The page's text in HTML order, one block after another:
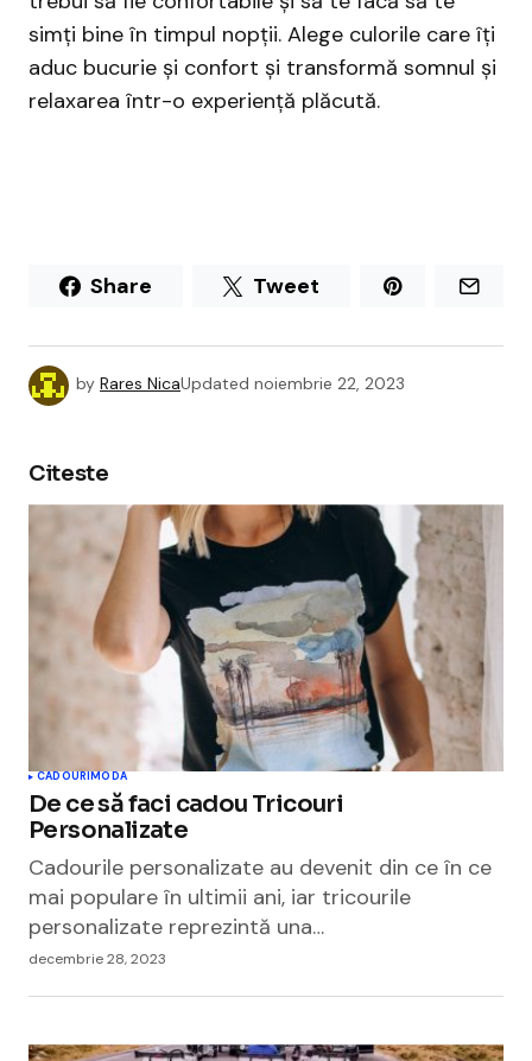
simți bine în timpul nopții. Alege culorile care îți
aduc bucurie și confort și transformă somnul și
relaxarea într-o experiență plăcută.
Share Tweet
by Rares NicaUpdated noiembrie 22, 2023
Citeste
CADOURIMODA
De ce să faci cadou Tricouri
Personalizate
Cadourile personalizate au devenit din ce în ce
mai populare în ultimii ani, iar tricourile
personalizate reprezintă una…
decembrie 28, 2023